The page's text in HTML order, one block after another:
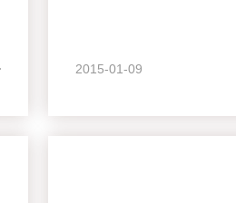
2015-01-09